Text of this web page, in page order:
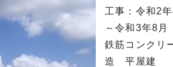
工事：令和2年
～令和3年8月
鉄筋コンクリ
造 平屋建